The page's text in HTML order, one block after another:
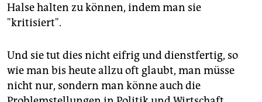
Halse halten zu können, indem man sie
"kritisiert".
Und sie tut dies nicht eifrig und dienstfertig, so
wie man bis heute allzu oft glaubt, man müsse
nicht nur, sondern man könne auch die